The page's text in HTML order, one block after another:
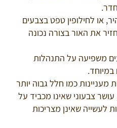
או לחילופין טפט בצבעים
את האור בצורה נכונה
משפיעה על התנהלות
מעניינות כמו חלל גבוה יותר
צבעוני שאינו מכביד על
לעשייה שאינן מצריכות